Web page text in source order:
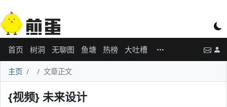
首页 树洞 无聊图 鱼塘 热榜 大吐槽
主页 文章正文
{视频} 未来设计